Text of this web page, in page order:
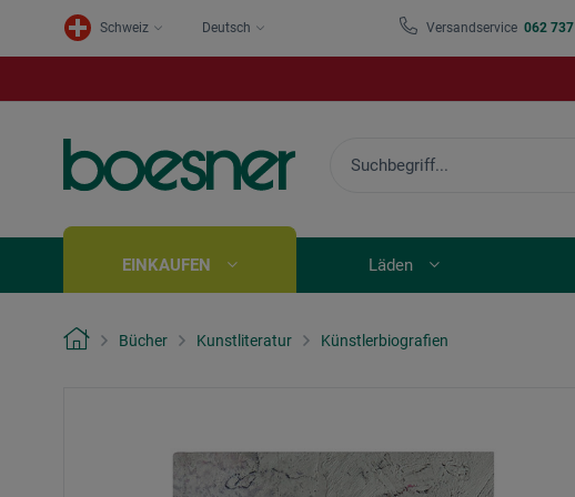
Schweiz Deutsch Versandservice 062 737
EINKAUFEN Läden
Bücher Kunstliteratur Künstlerbiografien